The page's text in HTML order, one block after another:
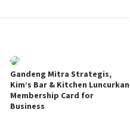
Gandeng Mitra Strategis,
Kim’s Bar & Kitchen Luncurkan
Membership Card for
Business